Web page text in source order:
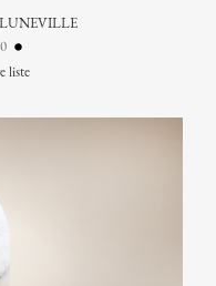
LUNEVILLE
liste